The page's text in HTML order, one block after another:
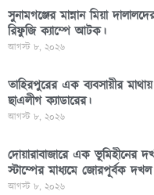
সুনামগঞ্জের মান্নান মিয়া
রিফুজি ক্যাম্পে আটক।
আগস্ট ৮, ২০২৬
তাহিরপুরের এক ব্যবসায়ীর
ছাএলীগ ক্যাডারের।
আগস্ট ৮, ২০২৬
দোয়ারাবাজারে এক ভূমিহীনের
স্টাম্পের মাধ্যমে জোরপূর্বক
আগস্ট ৮, ২০২৬